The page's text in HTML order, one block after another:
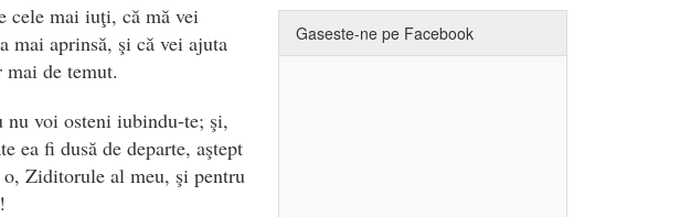
cele mai iuţi, că mă vei
mai aprinsă, şi că vei ajuta
de temut.
nu voi osteni iubindu-te; şi,
ea fi dusă de departe, aştept
Ziditorule al meu, şi pentru
Gaseste-ne pe Facebook